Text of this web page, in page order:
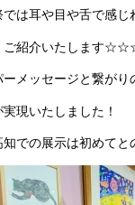
では耳や目や舌で感
ご紹介いたします
ーメッセージと繋が
実現いたしました！
知での展示は初めて